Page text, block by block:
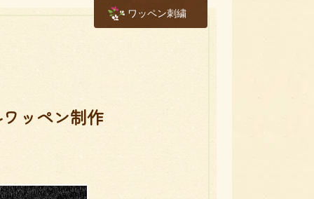
ッペン制作
ワッペン刺繍